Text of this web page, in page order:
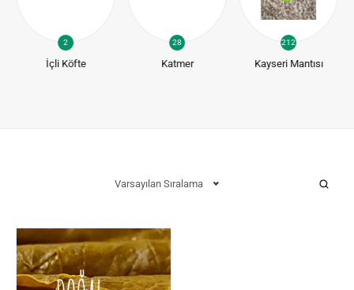
2
İçli Köfte
28
Katmer
212
Kayseri Mantısı
Varsayılan Sıralama